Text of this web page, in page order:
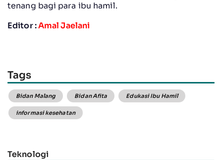
tenang bagi para ibu hamil.
Editor :Amal Jaelani
Tags
Bidan Malang Bidan Afita Edukasi Ibu Hamil
informasi kesehatan
Teknologi